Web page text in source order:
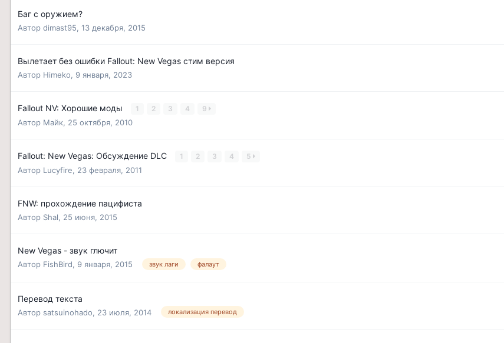
Баг с оружием?
Автор dimast95, 13 декабря, 2015
Вылетает без ошибки Fallout: New Vegas стим версия
Автор Himeko, 9 января, 2023
Fallout NV: Хорошие моды 1 2 3 4 9
Автор Майк, 25 октября, 2010
Fallout: New Vegas: Обсуждение DLC 1 2 3 4 5
Автор Lucyfire, 23 февраля, 2011
FNW: прохождение пацифиста
Автор Shal, 25 июня, 2015
New Vegas - звук глючит
Автор FishBird, 9 января, 2015 звук лаги фалаут
Перевод текста
Автор satsuinohado, 23 июля, 2014 локализация перевод